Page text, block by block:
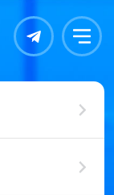
Контакты Меню